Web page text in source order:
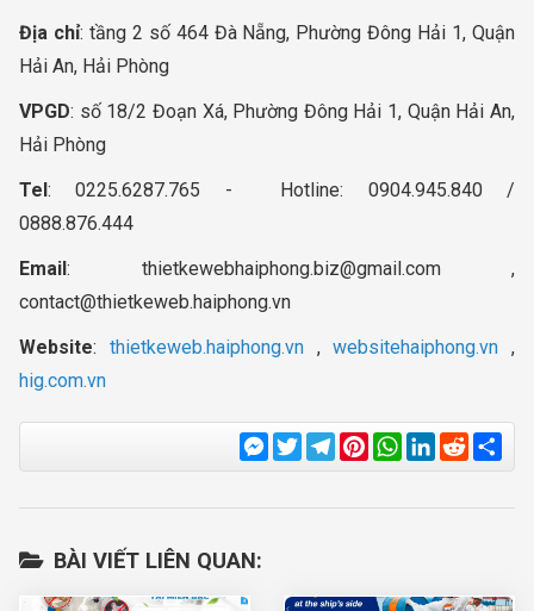
Địa chỉ: tầng 2 số 464 Đà Nẵng, Phường Đông Hải 1, Quận
Hải An, Hải Phòng
VPGD: số 18/2 Đoạn Xá, Phường Đông Hải 1, Quận Hải An,
Hải Phòng
Tel: 0225.6287.765 - Hotline: 0904.945.840 /
0888.876.444
Email: thietkewebhaiphong.biz@gmail.com,
contact@thietkeweb.haiphong.vn
Website: thietkeweb.haiphong.vn,websitehaiphong.vn ,
hig.com.vn
Messenger
TwitterTelegram
Pinterest
WhatsApp
LinkedIn
Reddit
BÀI VIẾT LIÊN QUAN: